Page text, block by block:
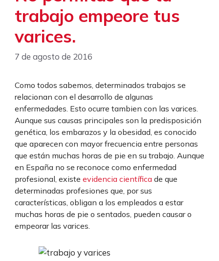
trabajo empeore tus
varices.
7 de agosto de 2016
Como todos sabemos, determinados trabajos se
relacionan con el desarrollo de algunas
enfermedades. Esto ocurre tambien con las varices.
Aunque sus causas principales son la predisposición
genética, los embarazos y la obesidad, es conocido
que aparecen con mayor frecuencia entre personas
que están muchas horas de pie en su trabajo. Aunque
en España no se reconoce como enfermedad
profesional, existe evidencia científica de que
determinadas profesiones que, por sus
características, obligan a los empleados a estar
muchas horas de pie o sentados, pueden causar o
empeorar las varices.